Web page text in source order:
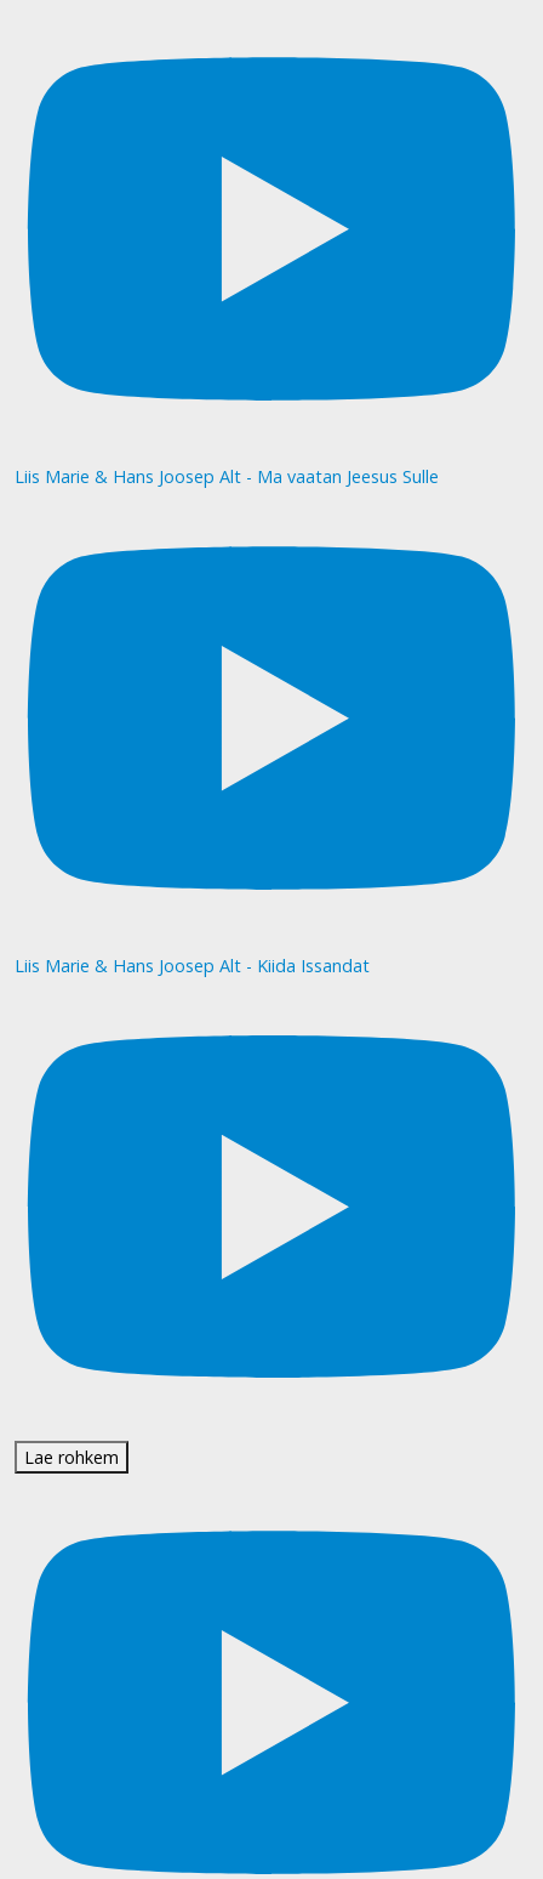
Liis Marie & Hans Joosep Alt - Ma vaatan Jeesus Sulle
Liis Marie & Hans Joosep Alt - Kiida Issandat
Lae rohkem